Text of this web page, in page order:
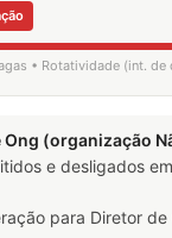
• Rotatividade (int.
Ong (organização
e desligados
para Diretor